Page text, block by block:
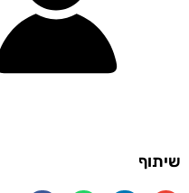
שיתוף